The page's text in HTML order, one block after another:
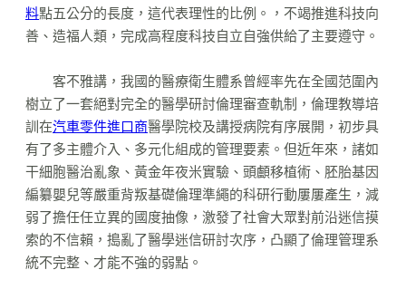
料點五公分的長度，這代表理性的比例。，不竭推進科技向
善、造福人類，完成高程度科技自立自強供給了主要遵守。
客不雅講，我國的醫療衛生體系曾經率先在全國范圍內
樹立了一套絕對完全的醫學研討倫理審查軌制，倫理教導培
訓在汽車零件進口商醫學院校及講授病院有序展開，初步具
有了多主體介入、多元化組成的管理要素。但近年來，諸如
干細胞醫治亂象、黃金年夜米實驗、頭顱移植術、胚胎基因
編纂嬰兒等嚴重背叛基礎倫理準繩的科研行動屢屢產生，減
弱了擔任任立異的國度抽像，激發了社會大眾對前沿迷信摸
索的不信賴，搗亂了醫學迷信研討次序，凸顯了倫理管理系
統不完整、才能不強的弱點。